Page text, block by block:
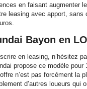
en faisant
leasing avec apport,
Bayon en
en leasing, n’hésitez
propose ce modèle
n’est pas forcément la
d’autres loueurs qui